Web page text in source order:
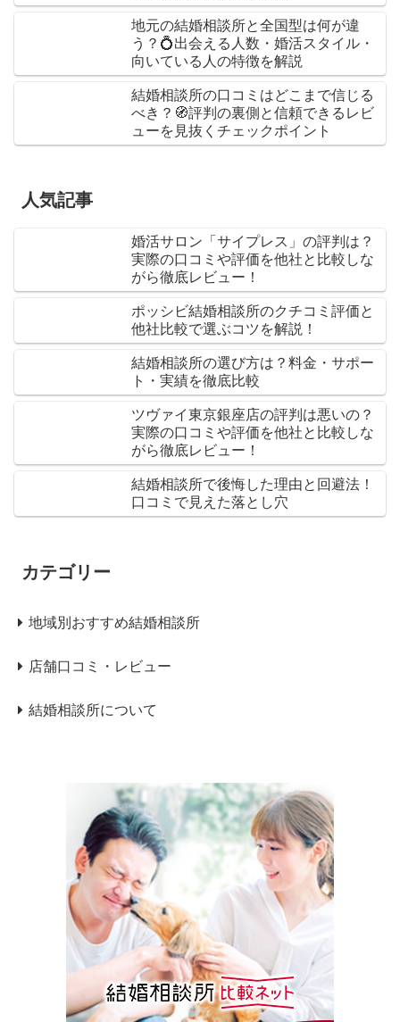
地元の結婚相談所と全国型は何が違
う？💍出会える人数・婚活スタイル・
向いている人の特徴を解説
結婚相談所の口コミはどこまで信じる
べき？🧭評判の裏側と信頼できるレビ
ューを見抜くチェックポイント
人気記事
婚活サロン「サイプレス」の評判は？
実際の口コミや評価を他社と比較しな
がら徹底レビュー！
ポッシビ結婚相談所のクチコミ評価と
他社比較で選ぶコツを解説！
結婚相談所の選び方は？料金・サポー
ト・実績を徹底比較
ツヴァイ東京銀座店の評判は悪いの？
実際の口コミや評価を他社と比較しな
がら徹底レビュー！
結婚相談所で後悔した理由と回避法！
口コミで見えた落とし穴
カテゴリー
地域別おすすめ結婚相談所
店舗口コミ・レビュー
結婚相談所について